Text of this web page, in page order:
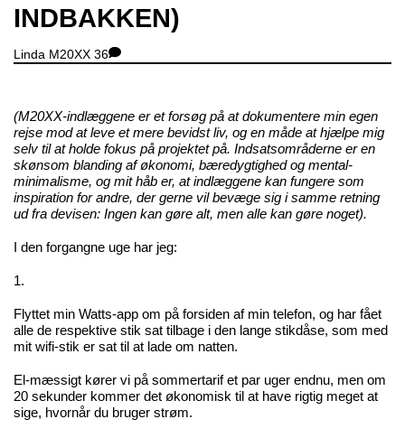
INDBAKKEN)
Linda M20XX 36
(M20XX-indlæggene er et forsøg på at dokumentere min egen
rejse mod at leve et mere bevidst liv, og en måde at hjælpe mig
selv til at holde fokus på projektet på. Indsatsområderne er en
skønsom blanding af økonomi, bæredygtighed og mental-
minimalisme, og mit håb er, at indlæggene kan fungere som
inspiration for andre, der gerne vil bevæge sig i samme retning
ud fra devisen: Ingen kan gøre alt, men alle kan gøre noget).
I den forgangne uge har jeg:
1.
Flyttet min Watts-app om på forsiden af min telefon, og har fået
alle de respektive stik sat tilbage i den lange stikdåse, som med
mit wifi-stik er sat til at lade om natten.
El-mæssigt kører vi på sommertarif et par uger endnu, men om
20 sekunder kommer det økonomisk til at have rigtig meget at
sige, hvornår du bruger strøm.